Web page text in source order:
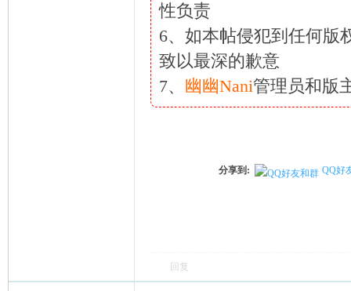
性负责
6、如本帖侵犯到任何版
致以最深的歉意
7、 幽幽Nani管理员和版
分享到: QQ好
回复